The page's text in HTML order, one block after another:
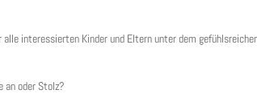
interessierten Kinder und Eltern unter dem
an oder Stolz?